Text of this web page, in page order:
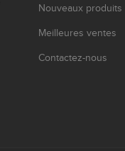
Nouveaux produits
Meilleures ventes
Contactez-nous